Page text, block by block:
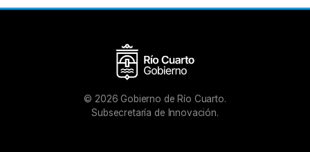
© 2026 Gobierno de Río Cuarto.
Subsecretaría de Innovación.